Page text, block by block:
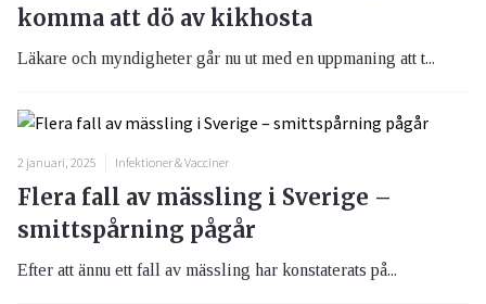
komma att dö av kikhosta
Läkare och myndigheter går nu ut med en uppmaning att t...
2 januari, 2025 Infektioner & Vacciner
Flera fall av mässling i Sverige –
smittspårning pågår
Efter att ännu ett fall av mässling har konstaterats på...